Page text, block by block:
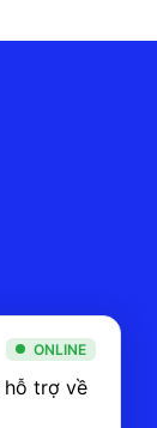
ONLINE
hỗ trợ về